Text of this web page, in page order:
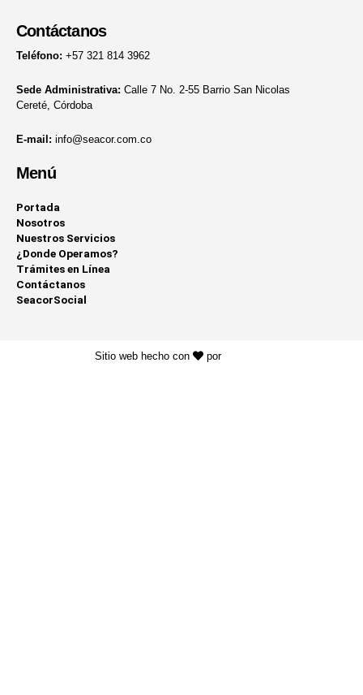
Contáctanos
Teléfono: +57 321 814 3962
Sede Administrativa: Calle 7 No. 2-55 Barrio San Nicolas
Cereté, Córdoba
E-mail: info@seacor.com.co
Menú
Portada
Nosotros
Nuestros Servicios
¿Donde Operamos?
Trámites en Línea
Contáctanos
SeacorSocial
Sitio web hecho con por